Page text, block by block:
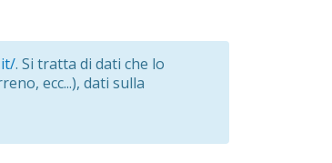
. Si tratta di dati che lo
ecc...), dati sulla